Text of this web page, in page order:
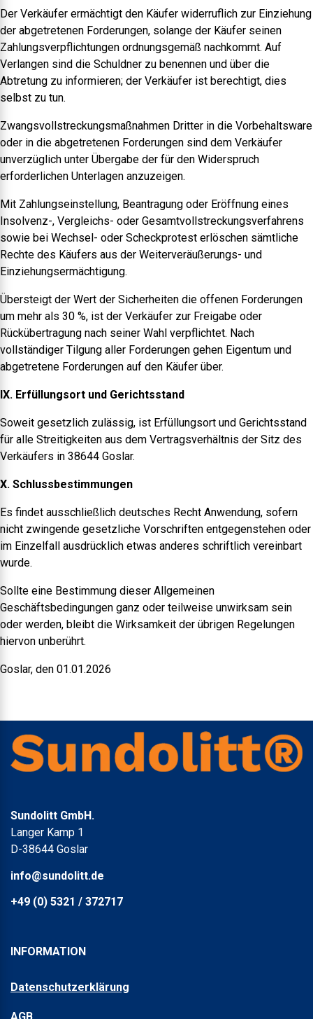
Der Verkäufer ermächtigt den Käufer widerruflich zur Einziehung
der abgetretenen Forderungen, solange der Käufer seinen
Zahlungsverpflichtungen ordnungsgemäß nachkommt. Auf
Verlangen sind die Schuldner zu benennen und über die
Abtretung zu informieren; der Verkäufer ist berechtigt, dies
selbst zu tun.
Zwangsvollstreckungsmaßnahmen Dritter in die Vorbehaltsware
oder in die abgetretenen Forderungen sind dem Verkäufer
unverzüglich unter Übergabe der für den Widerspruch
erforderlichen Unterlagen anzuzeigen.
Mit Zahlungseinstellung, Beantragung oder Eröffnung eines
Insolvenz-, Vergleichs- oder Gesamtvollstreckungsverfahrens
sowie bei Wechsel- oder Scheckprotest erlöschen sämtliche
Rechte des Käufers aus der Weiterveräußerungs- und
Einziehungsermächtigung.
Übersteigt der Wert der Sicherheiten die offenen Forderungen
um mehr als 30 %, ist der Verkäufer zur Freigabe oder
Rückübertragung nach seiner Wahl verpflichtet. Nach
vollständiger Tilgung aller Forderungen gehen Eigentum und
abgetretene Forderungen auf den Käufer über.
IX. Erfüllungsort und Gerichtsstand
Soweit gesetzlich zulässig, ist Erfüllungsort und Gerichtsstand
für alle Streitigkeiten aus dem Vertragsverhältnis der Sitz des
Verkäufers in 38644 Goslar.
X. Schlussbestimmungen
Es findet ausschließlich deutsches Recht Anwendung, sofern
nicht zwingende gesetzliche Vorschriften entgegenstehen oder
im Einzelfall ausdrücklich etwas anderes schriftlich vereinbart
wurde.
Sollte eine Bestimmung dieser Allgemeinen
Geschäftsbedingungen ganz oder teilweise unwirksam sein
oder werden, bleibt die Wirksamkeit der übrigen Regelungen
hiervon unberührt.
Goslar, den 01.01.2026
Sundolitt GmbH.
Langer Kamp 1
D-38644 Goslar
info@sundolitt.de
+49 (0) 5321 / 372717
INFORMATION
Datenschutzerklärung